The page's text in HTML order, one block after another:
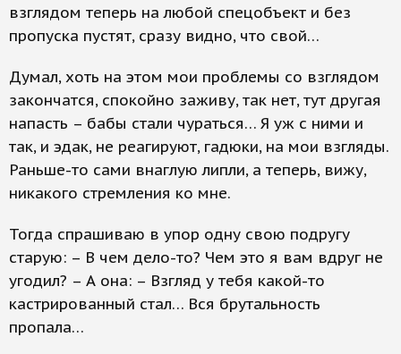
взглядом теперь на любой спецобъект и без
пропуска пустят, сразу видно, что свой…
Думал, хоть на этом мои проблемы со взглядом
закончатся, спокойно заживу, так нет, тут другая
напасть – бабы стали чураться… Я уж с ними и
так, и эдак, не реагируют, гадюки, на мои взгляды.
Раньше-то сами внаглую липли, а теперь, вижу,
никакого стремления ко мне.
Тогда спрашиваю в упор одну свою подругу
старую: – В чем дело-то? Чем это я вам вдруг не
угодил? – А она: – Взгляд у тебя какой-то
кастрированный стал… Вся брутальность
пропала…